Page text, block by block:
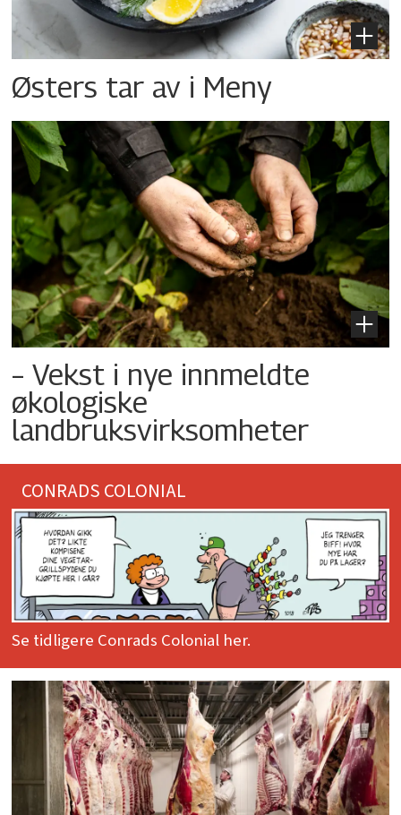
Østers tar av i Meny
– Vekst i nye innmeldte
økologiske
landbruksvirksomheter
CONRADS COLONIAL
Se tidligere Conrads Colonial her.